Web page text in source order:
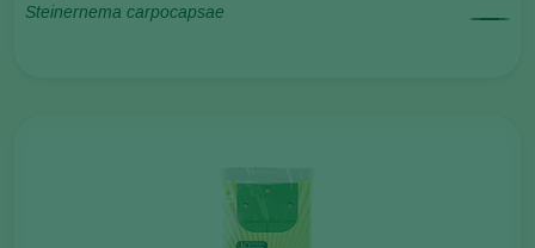
Steinernema carpocapsae